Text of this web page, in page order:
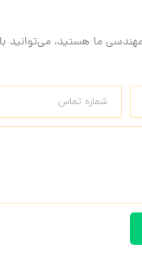
ما هستید، می‌توانید